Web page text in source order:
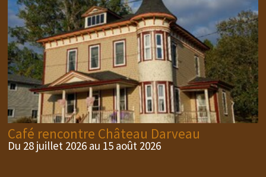
Café rencontre Château Darveau
Du 28 juillet 2026 au 15 août 2026